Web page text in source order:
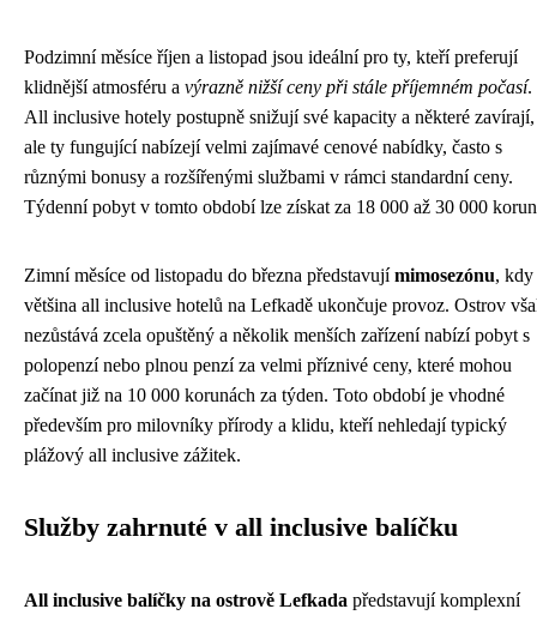
Podzimní měsíce říjen a listopad jsou ideální pro ty, kteří preferují
klidnější atmosféru a výrazně nižší ceny při stále příjemném počasí.
All inclusive hotely postupně snižují své kapacity a některé zavírají,
ale ty fungující nabízejí velmi zajímavé cenové nabídky, často s
různými bonusy a rozšířenými službami v rámci standardní ceny.
Týdenní pobyt v tomto období lze získat za 18 000 až 30 000
Zimní měsíce od listopadu do března představujímimosezónu, kdy
většina all inclusive hotelů na Lefkadě ukončuje provoz. Ostrov
nezůstává zcela opuštěný a několik menších zařízení nabízí pobyt s
polopenzí nebo plnou penzí za velmi příznivé ceny, které mohou
začínat již na 10 000 korunách za týden. Toto období je vhodné
především pro milovníky přírody a klidu, kteří nehledají typický
plážový all inclusive zážitek.
Služby zahrnuté v all inclusive balíčku
All inclusive balíčky na ostrově Lefkada představují komplexní